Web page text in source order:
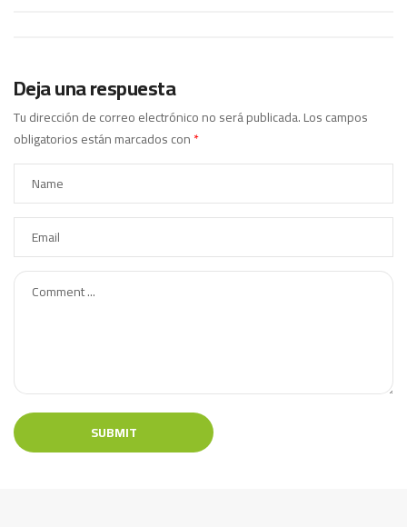
Deja una respuesta
Tu dirección de correo electrónico no será publicada.Los campos
obligatorios están marcados con*